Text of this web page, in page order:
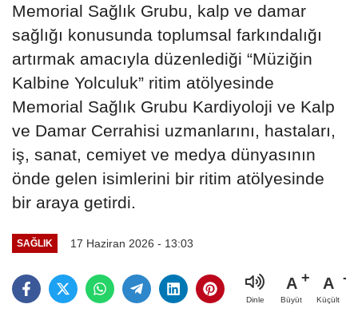
Memorial Sağlık Grubu, kalp ve damar
sağlığı konusunda toplumsal farkındalığı
artırmak amacıyla düzenlediği “Müziğin
Kalbine Yolculuk” ritim atölyesinde
Memorial Sağlık Grubu Kardiyoloji ve Kalp
ve Damar Cerrahisi uzmanlarını, hastaları,
iş, sanat, cemiyet ve medya dünyasının
önde gelen isimlerini bir ritim atölyesinde
bir araya getirdi.
SAĞLIK 17 Haziran 2026 - 13:03
Dinle
A
Büyüt
A
Küçült